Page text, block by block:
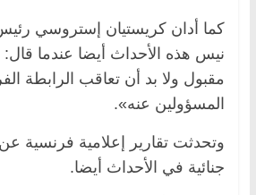
كما أدان كريستيان إستروسي رئيس
نيس هذه الأحداث أيضا عندما قال:
مقبول ولا بد أن تعاقب الرابطة
المسؤولين عنه».
وتحدثت تقارير إعلامية فرنسية
جنائية في الأحداث أيضا.